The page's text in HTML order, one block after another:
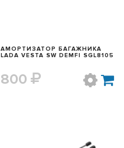
АМОРТИЗАТОР БАГАЖНИКА
LADA VESTA SW DEMFI SGL8105
800